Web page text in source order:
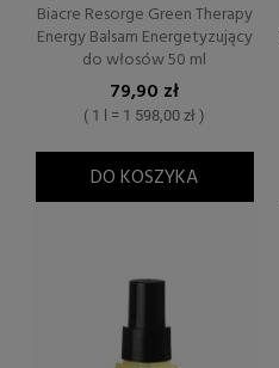
Biacre Resorge Green Therapy
Energy Balsam Energetyzujący
do włosów 50 ml
79,90 zł
( 1 l = 1 598,00 zł )
DO KOSZYKA